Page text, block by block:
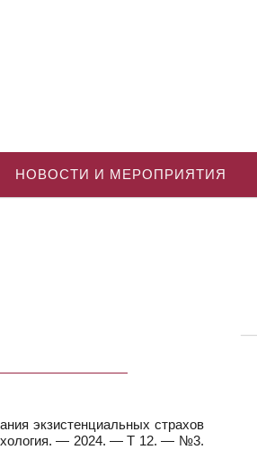
НОВОСТИ И МЕРОПРИЯТИЯ
экзистенциальных страхов
— 2024. — Т 12. — №3.